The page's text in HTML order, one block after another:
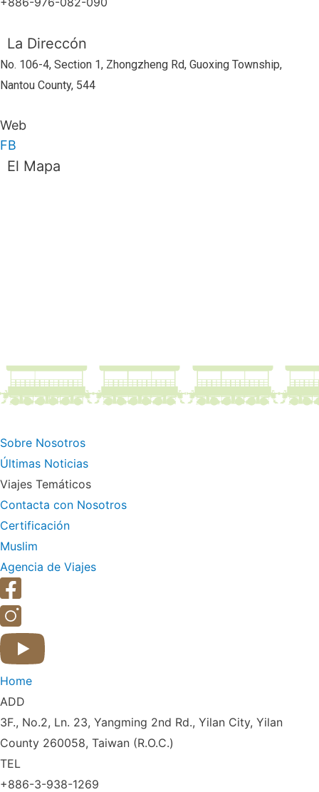
La Direccón
No. 106-4, Section 1, Zhongzheng Rd, Guoxing Township,
Nantou County, 544
Web
FB
El Mapa
Sobre Nosotros
Últimas Noticias
Viajes Temáticos
Contacta con Nosotros
Certificación
Muslim
Agencia de Viajes
Home
ADD
3F., No.2, Ln. 23, Yangming 2nd Rd., Yilan City, Yilan
County 260058, Taiwan (R.O.C.)
TEL
+886-3-938-1269​